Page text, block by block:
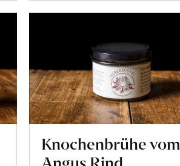
Knochenbrühe vom